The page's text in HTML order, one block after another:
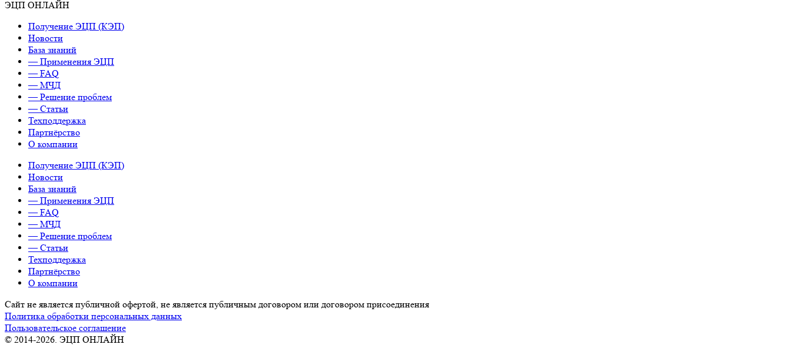
ЭЦП ОНЛАЙН
Получение ЭЦП (КЭП)
Новости
База знаний
— Применения ЭЦП
— FAQ
— МЧД
— Решение проблем
— Статьи
Техподдержка
Партнёрство
О компании
Получение ЭЦП (КЭП)
Новости
База знаний
— Применения ЭЦП
— FAQ
— МЧД
— Решение проблем
— Статьи
Техподдержка
Партнёрство
О компании
Сайт не является публичной офертой, не является публичным договором или договором присоединения
Политика обработки персональных данных
Пользовательское соглашение
© 2014-2026. ЭЦП ОНЛАЙН